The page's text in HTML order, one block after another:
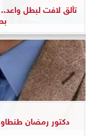
تألق لافت لبطل
دكتور رمضان